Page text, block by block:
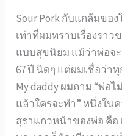
Sour Pork กับแกล้มขอ
เท่าที่ผมทราบเรื่องรา
แบบสุขนิยม แม้ว่าพ่อจ
67 ปี นิดๆ แต่ผมเชื่อว่
My daddy ผมถาม “พ่อ
แล้วใครจะทำ” หนึ่งใน
สุราแถวหน้าของพ่อ คือ